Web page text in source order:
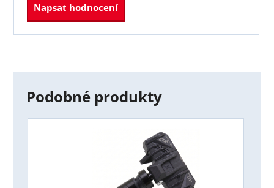
Napsat hodnocení
Podobné produkty